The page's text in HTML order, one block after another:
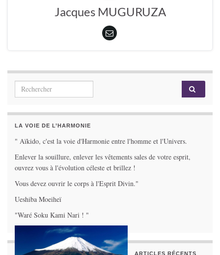
Jacques MUGURUZA
Search for:
LA VOIE DE L’HARMONIE
" Aïkido, c'est la voie d'Harmonie entre l'homme et l'Univers.
Enlever la souillure, enlever les vêtements sales de votre esprit,
ouvrez vous à l'évolution céleste et brillez !
Vous devez ouvrir le corps à l'Esprit Divin."
Ueshiba Moeiheï
"Waré Soku Kami Nari ! "
ARTICLES RÉCENTS